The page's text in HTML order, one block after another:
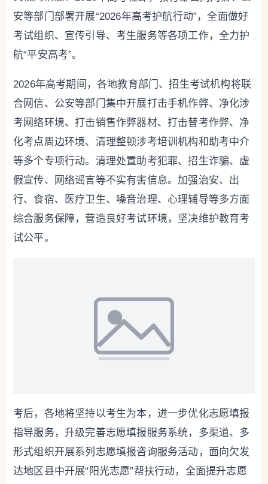
安等部门部署开展“2026年高考护航行动”，全面做好
考试组织、宣传引导、考生服务等各项工作，全力护
航“平安高考”。
2026年高考期间，各地教育部门、招生考试机构将联
合网信、公安等部门集中开展打击手机作弊、净化涉
考网络环境、打击销售作弊器材、打击替考作弊、净
化考点周边环境、清理整顿涉考培训机构和助考中介
等多个专项行动。清理处置助考犯罪、招生诈骗、虚
假宣传、网络谣言等不实有害信息。加强治安、出
行、食宿、医疗卫生、噪音治理、心理辅导等多方面
综合服务保障，营造良好考试环境，坚决维护教育考
试公平。
考后，各地将坚持以考生为本，进一步优化志愿填报
指导服务，升级完善志愿填报服务系统，多渠道、多
形式组织开展系列志愿填报咨询服务活动，面向欠发
达地区县中开展“阳光志愿”帮扶行动，全面提升志愿